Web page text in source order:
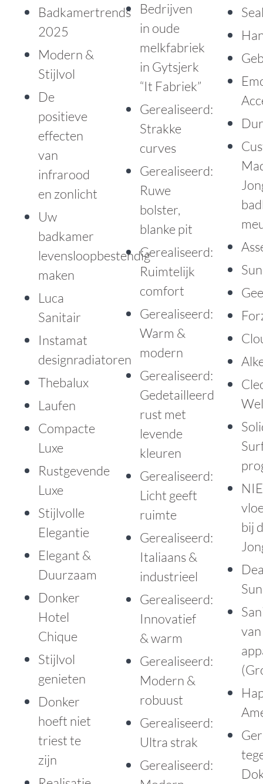
Badkamertrends
2025
Modern &
Stijlvol
De
positieve
effecten
van
infrarood
en zonlicht
Uw
badkamer
levensloopbestendig
maken
Luca
Sanitair
Instamat
designradiatoren
Thebalux
Laufen
Compacte
Luxe
Rustgevende
Luxe
Stijlvolle
Elegantie
Elegant &
Duurzaam
Donker
Hotel
Chique
Stijlvol
genieten
Donker
hoeft niet
triest te
zijn
Bedrijven
in oude
melkfabriek
in Gytsjerk
“It Fabriek”
Gerealiseerd:
Strakke
curves
Gerealiseerd:
Ruwe
bolster,
blanke pit
Gerealiseerd:
Ruimtelijk
comfort
Gerealiseerd:
Warm &
modern
Gerealiseerd:
Gedetailleerd
rust met
levende
kleuren
Gerealiseerd:
Licht geeft
ruimte
Gerealiseerd:
Italiaans &
industrieel
Gerealiseerd:
Innovatief
& warm
Gerealiseerd:
Modern &
robuust
Gerealiseerd:
Ultra strak
Gerealiseerd:
bij